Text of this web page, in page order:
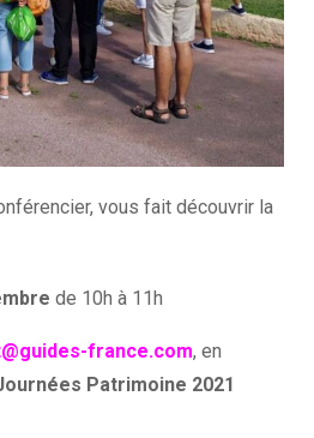
vous fait découvrir la
de 10h à 11h
france.com, en
Patrimoine 2021